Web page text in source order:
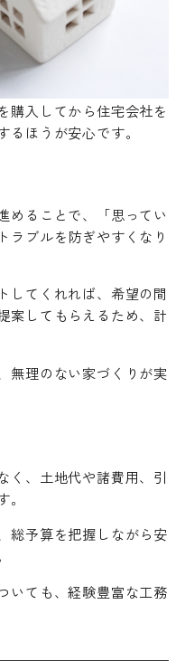
購入してから住宅会社を
ほうが安心です。
めることで、「思ってい
ラブルを防ぎやすくなり
してくれれば、希望の間
案してもらえるため、計
無理のない家づくりが実
く、土地代や諸費用、引
総予算を把握しながら安
いても、経験豊富な工務